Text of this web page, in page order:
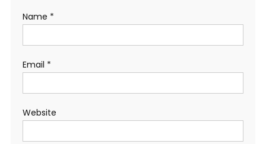
Name *
Email *
Website